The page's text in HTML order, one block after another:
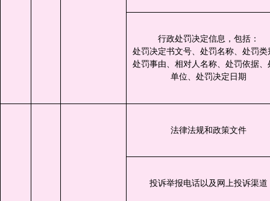
行政处罚决定信息，包括：
处罚决定书文号、处罚名称、处罚类
处罚事由、相对人名称、处罚依据、
单位、处罚决定日期
法律法规和政策文件
投诉举报电话以及网上投诉渠道